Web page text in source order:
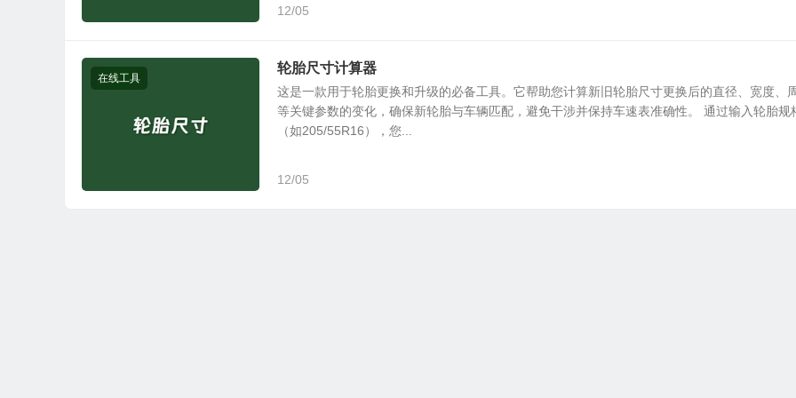
12/05
在线工具
轮胎尺寸计算器
这是一款用于轮胎更换和升级的必备工具。它帮助您计算新旧轮胎尺寸更换后的直径、宽度、
等关键参数的变化，确保新轮胎与车辆匹配，避免干涉并保持车速表准确性。 通过输入轮胎规
（如205/55R16），您...
12/05